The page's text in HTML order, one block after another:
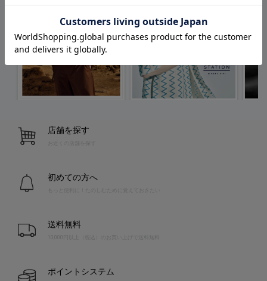
店舗を探す
お近くの店舗を探す
初めての方へ
送料無料
10,000円以上（税込）のお買い上げで送料無料
ポイントシステム